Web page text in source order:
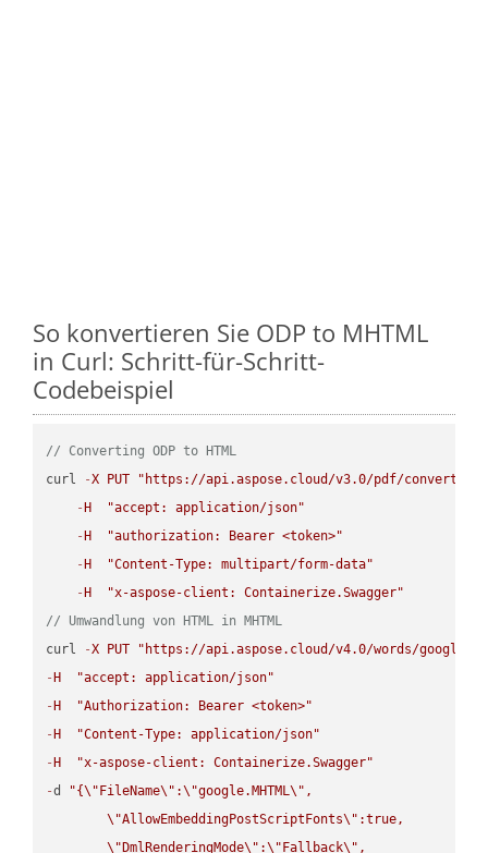
So konvertieren Sie ODP to MHTML
in Curl: Schritt-für-Schritt-
Codebeispiel
// Converting ODP to HTML
curl
-X PUT
"https://api.aspose.cloud/v3.0/pdf/convert/
- H
"accept: application/json"
- H
"authorization: Bearer <token>"
- H
"Content-Type: multipart/form-data"
- H
"x-aspose-client: Containerize.Swagger"
// Umwandlung von HTML in MHTML
curl
-X PUT
"https://api.aspose.cloud/v4.0/words/
- H
"accept: application/json"
- H
"Authorization: Bearer <token>"
- H
"Content-Type: application/json"
- H
"x-aspose-client: Containerize.Swagger"
-d "{\" FileName\" :\"google.MHTML\" ,
\"AllowEmbeddingPostScriptFonts\" :true,
\" DmlRenderingMode\" :\" Fallback\" ,